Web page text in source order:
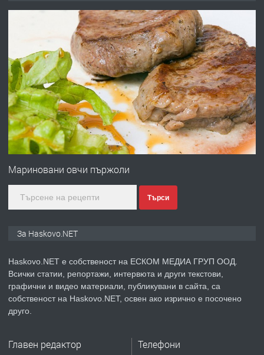
537 426
преди 23 часа
ПРЕДЛАГА
Давам обзаведено жилище за жена
без брокери 0889 537 426
преди 23 часа
ПРЕДЛАГА Под НАЕМ двустаен Орфей
преди 4 дни
ПРЕДЛАГА
🔑 ОБЗАВЕДЕНА ГАРСОНИЕРА ПОД
Мариновани овчи пържоли
Търси
За Haskovo.NET
Haskovo.NET е собственост на ЕСКОМ МЕДИА ГРУП ООД.
Всички статии, репортажи, интервюта и други текстови,
графични и видео материали, публикувани в сайта, са
собственост на Haskovo.NET, освен ако изрично е посочено
друго.
Главен редактор Телефони